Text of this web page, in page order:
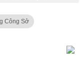
Công Sở